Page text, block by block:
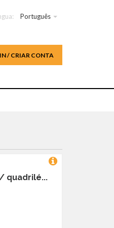
Português
/ CRIAR CONTA
quadrilé...